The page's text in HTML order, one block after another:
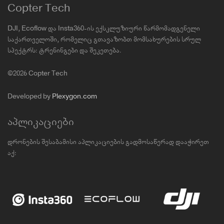
Copter Tech
DJI, Ecoflow და Insta360-ის ექსკლუზიური წარმომადგენელი
საქართველოში, რომელიც გთავაზობთ მომსახურების სრულ
სპექტრს: ტრენინგები და შეკეთება.
©2026 Copter Tech
Developed by Plexygon.com
აპლიკაციები
დრონების შესაბამისი აპლიკაციების გადმოსაწერად დააჭირეთ
აქ: